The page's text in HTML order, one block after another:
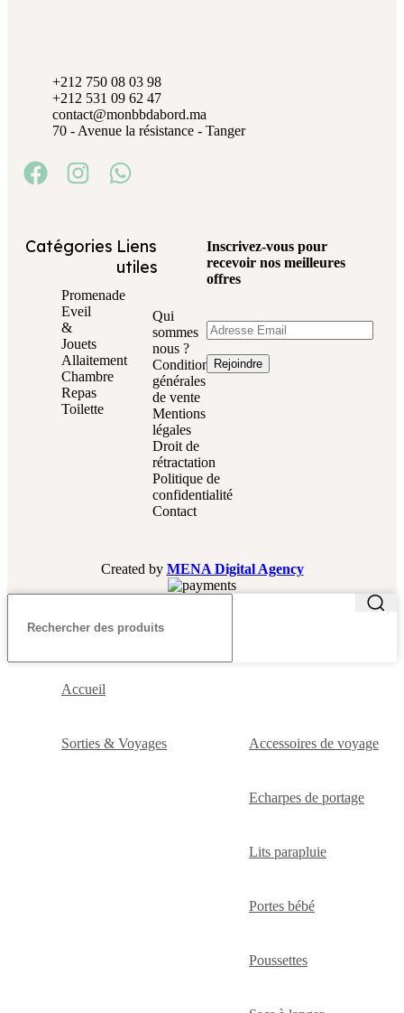
+212 750 08 03 98
+212 531 09 62 47
contact@monbbdabord.ma
70 - Avenue la résistance - Tanger
Catégories
Promenade
Eveil
&
Jouets
Allaitement
Chambre
Repas
Toilette
Liens
utiles
Qui
sommes
nous ?
Conditions
générales
de vente
Mentions
légales
Droit de
rétractation
Politique de
confidentialité
Contact
Inscrivez-vous pour
recevoir nos meilleures
offres
Created by MENA Digital Agency
Accueil
Sorties & Voyages Accessoires de voyage
Echarpes de portage
Lits parapluie
Portes bébé
Poussettes